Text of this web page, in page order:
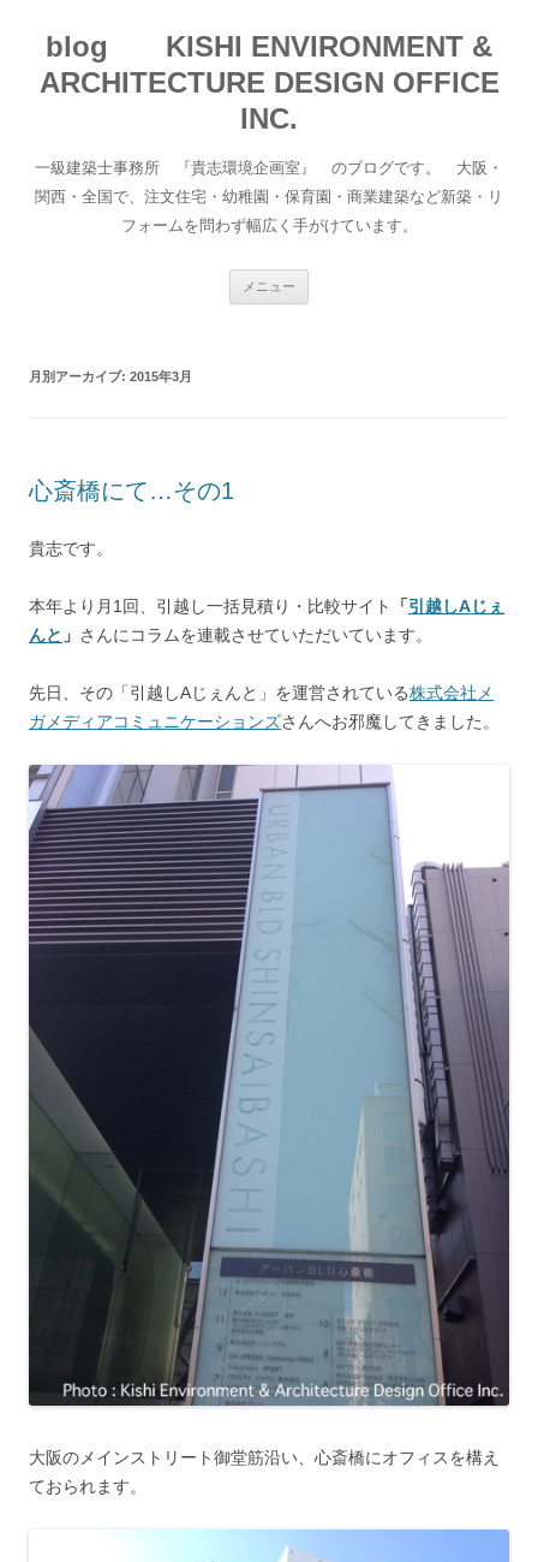
blog KISHI ENVIRONMENT &
ARCHITECTURE DESIGN OFFICE
INC.
一級建築士事務所 『貴志環境企画室』 のブログです。 大阪・
関西・全国で、注文住宅・幼稚園・保育園・商業建築など新築・リ
フォームを問わず幅広く手がけています。
メニュー
月別アーカイブ: 2015年3月
心斎橋にて…その1
貴志です。
本年より月1回、引越し一括見積り・比較サイト 「引越しAじぇ
んと 」 さんにコラムを連載させていただいています。
先日、その「引越しAじぇんと」を運営されている株式会社メ
ガメディアコミュニケーションズさんへお邪魔してきました。
大阪のメインストリート御堂筋沿い、心斎橋にオフィスを構え
ておられます。